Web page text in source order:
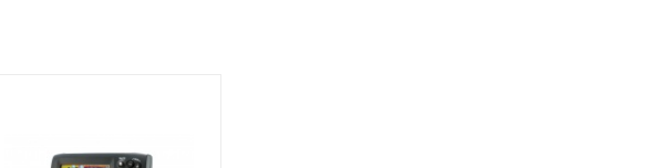
(10-17 В пост.т.